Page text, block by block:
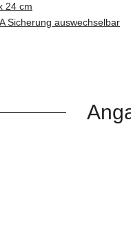
24 cm
Sicherung auswechselbar